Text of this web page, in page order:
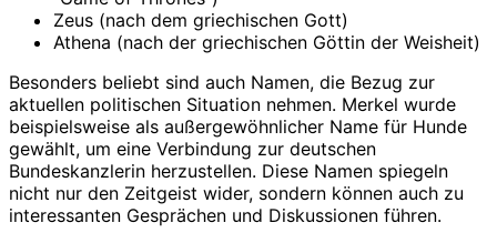
Zeus (nach dem griechischen Gott)
Athena (nach der griechischen Göttin der Weisheit)
Besonders beliebt sind auch Namen, die Bezug zur
aktuellen politischen Situation nehmen. Merkel wurde
beispielsweise als außergewöhnlicher Name für Hunde
gewählt, um eine Verbindung zur deutschen
Bundeskanzlerin herzustellen. Diese Namen spiegeln
nicht nur den Zeitgeist wider, sondern können auch zu
interessanten Gesprächen und Diskussionen führen.